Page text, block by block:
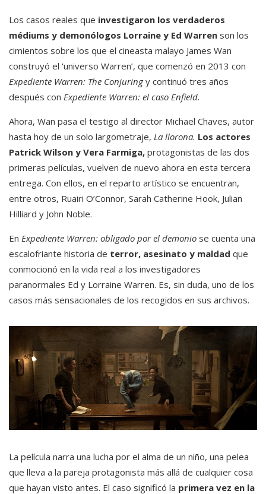
Los casos reales que investigaron los verdaderos
médiums y demonólogos Lorraine y Ed Warren son los
cimientos sobre los que el cineasta malayo James Wan
construyó el ‘universo Warren’, que comenzó en 2013 con
Expediente Warren: The Conjuringy continuó tres años
después con Expediente Warren: el caso Enfield.
Ahora, Wan pasa el testigo al director Michael Chaves, autor
hasta hoy de un solo largometraje, La llorona. Los actores
Patrick Wilson y Vera Farmiga, protagonistas de las dos
primeras películas, vuelven de nuevo ahora en esta tercera
entrega. Con ellos, en el reparto artístico se encuentran,
entre otros, Ruairi O’Connor, Sarah Catherine Hook, Julian
Hilliard y John Noble.
En Expediente Warren: obligado por el demonio se cuenta una
escalofriante historia de terror, asesinato y maldad que
conmocionó en la vida real a los investigadores
paranormales Ed y Lorraine Warren. Es, sin duda, uno de los
casos más sensacionales de los recogidos en sus archivos.
La película narra una lucha por el alma de un niño, una pelea
que lleva a la pareja protagonista más allá de cualquier cosa
que hayan visto antes. El caso significó la primera vez en la